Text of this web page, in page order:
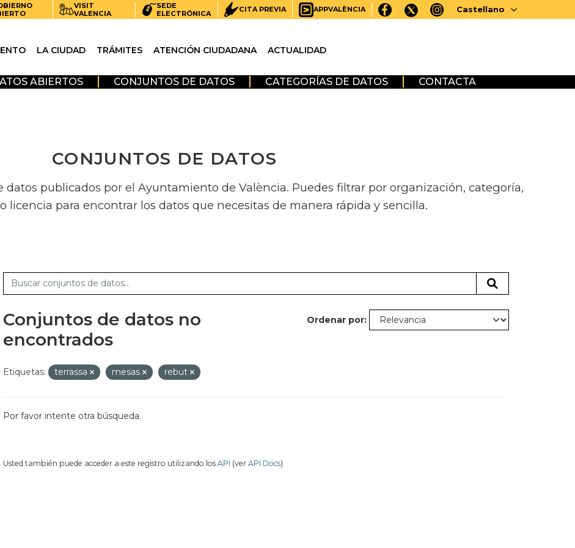
VISIT
VALENCIA
SEDE
ELECTRÓNICA
CITA PREVIA APPVALÈNCIA Castellano
LA CIUDAD TRÁMITES ATENCIÓN CIUDADANA ACTUALIDAD
ABIERTOS CONJUNTOS DE DATOS CATEGORÍAS DE DATOS CONTACTA
CONJUNTOS DE DATOS
datos publicados por el Ayuntamiento de València. Puedes filtrar por organización, categoría,
licencia para encontrar los datos que necesitas de manera rápida y sencilla.
Ordenar por
Conjuntos de datos no
encontrados
Etiquetas: terrassa mesas rebut
Por favor intente otra búsqueda.
Usted también puede acceder a este registro utilizando los API (ver API Docs).